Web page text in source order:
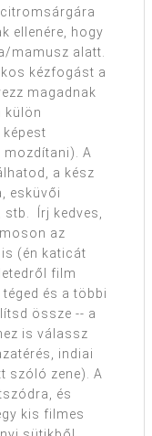
ellenére, hogy
mamusz alatt.
kézfogást a
magadnak
külön
mozdítani). A
a kész
esküvői
Írj kedves,
az
(én katicát
film
és a többi
össze -- a
is válassz
indiai
szóló zene). A
és
kis filmes